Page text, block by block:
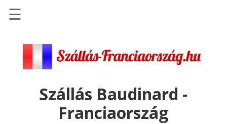
Szállások
Repülőjegy
pénzvisszatérítéssel
☰
Szállás Baudinard -
Franciaország